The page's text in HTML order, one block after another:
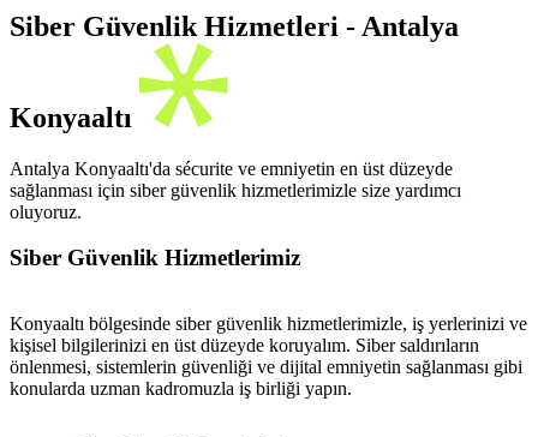
Siber Güvenlik Hizmetleri - Antalya
Konyaaltı
Antalya Konyaaltı'da sécurite ve emniyetin en üst düzeyde
sağlanması için siber güvenlik hizmetlerimizle size yardımcı
oluyoruz.
Siber Güvenlik Hizmetlerimiz
Konyaaltı bölgesinde siber güvenlik hizmetlerimizle, iş yerlerinizi ve
kişisel bilgilerinizi en üst düzeyde koruyalım. Siber saldırıların
önlenmesi, sistemlerin güvenliği ve dijital emniyetin sağlanması gibi
konularda uzman kadromuzla iş birliği yapın.